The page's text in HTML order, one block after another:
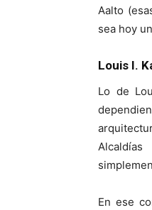
Aalto
sea hoy
Louis I.
Lo de
En ese